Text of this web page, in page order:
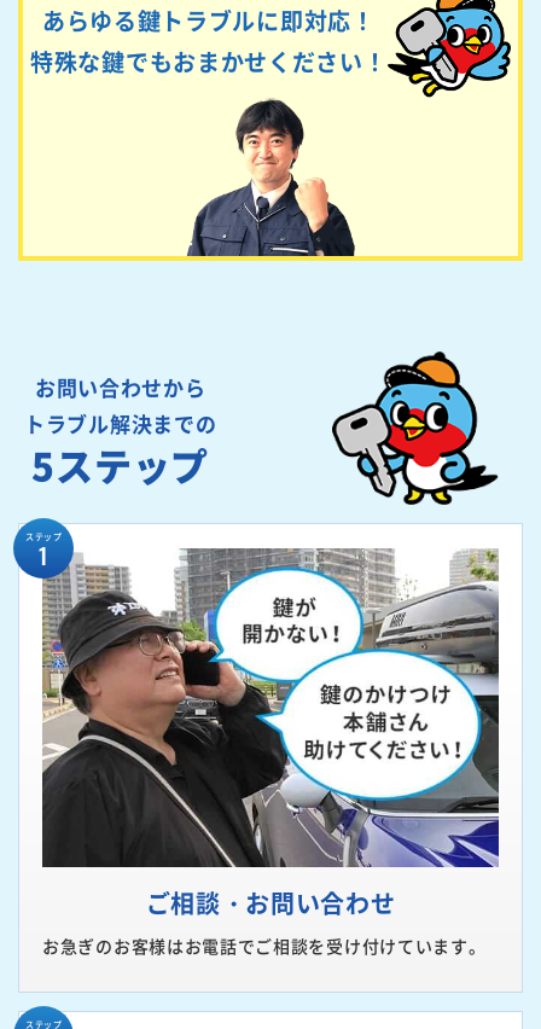
あらゆる鍵トラブルに即対応！
特殊な鍵でもおまかせください！
お問い合わせから
トラブル解決までの
5ステップ
ステップ
1
ご相談・お問い合わせ
お急ぎのお客様はお電話でご相談を受け付けています。
ステップ